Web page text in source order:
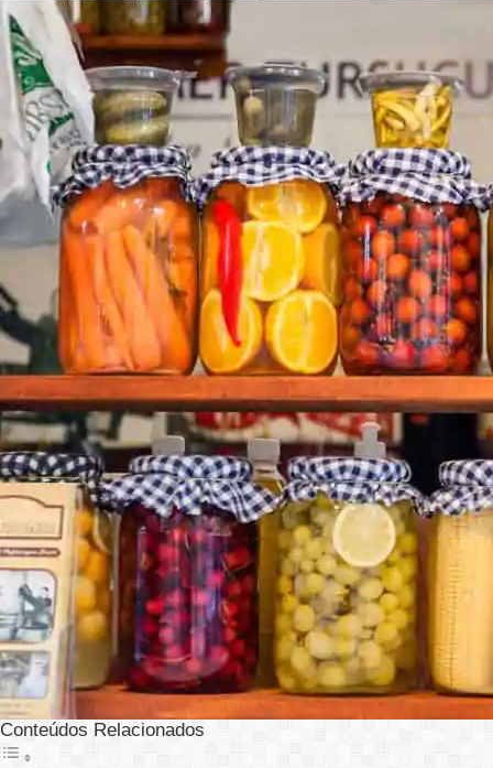
Conteúdos Relacionados